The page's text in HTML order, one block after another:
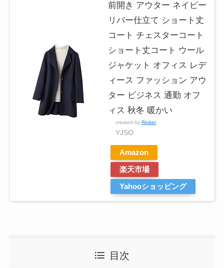
前開き アウター ネイビー
リバー仕立て ショート丈
コート チェスターコート
ショート丈コート ウール
ジャケット オフィス レデ
ィース ファッション アウ
ター ビジネス 通勤 オフ
ィス 秋冬 暖かい
created by Rinker
YJSO
Amazon
楽天市場
Yahooショッピング
目次